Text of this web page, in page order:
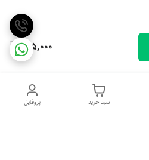
315,000
پروفایل سبد خرید